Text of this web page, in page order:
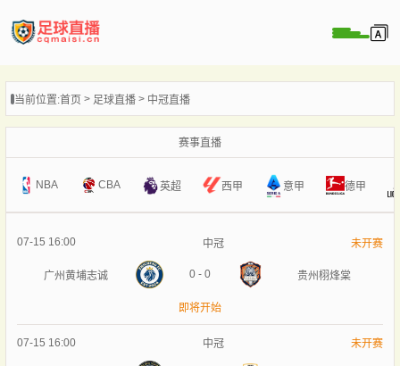
播
像
闻
当前位置:首页 足球直播 中冠直播
赛事直播
NBA CBA 英超 西甲 意甲 德甲
07-15 16:00 中冠 未开赛
广州黄埔志诚 0 - 0 贵州栩烽棠
即将开始
07-15 16:00 中冠 未开赛